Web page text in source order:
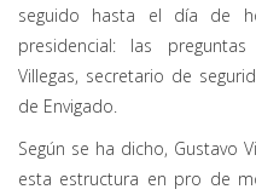
seguido hasta el día de
presidencial: las
Villegas, secretario de
de Envigado.
Según se ha dicho, Gustavo
esta estructura en pro de